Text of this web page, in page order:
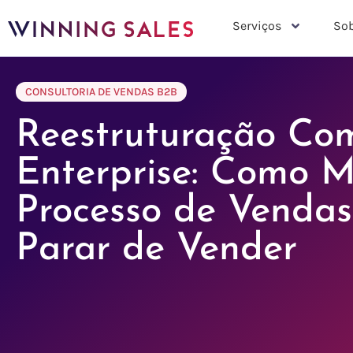
Serviços
CONSULTORIA DE VENDAS B2B
Reestruturação
Enterprise: Como
Processo de
Parar de Vender